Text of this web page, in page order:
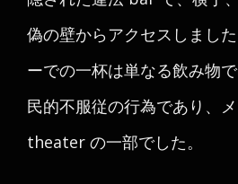
偽の壁からアクセスしまし
ーでの一杯は単なる飲み物
民的不服従の行為であり、
theater の一部でした。